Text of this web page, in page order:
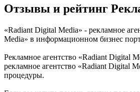
Отзывы и рейтинг
«Radiant Digital Media» - рекламное
Media» в информационном бизнес
Рекламное агентство «Radiant Digital
рекламное агентство «Radiant Digital
процедуры.